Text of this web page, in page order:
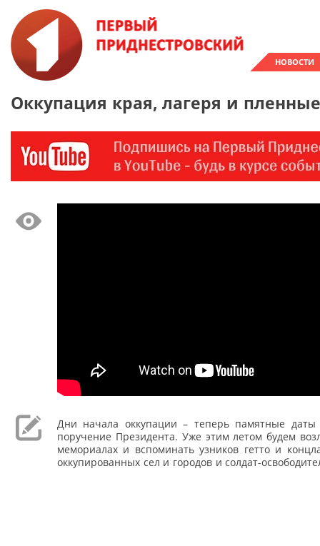
НОВОСТИ
Оккупация края, лагеря и
Дни начала оккупации – теперь памятные даты
поручение Президента. Уже этим летом будем
мемориалах и вспоминать узников гетто и
оккупированных сел и городов и солдат-